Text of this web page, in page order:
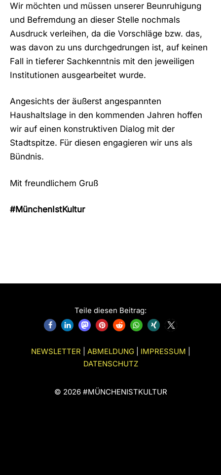
Wir möchten und müssen unserer Beunruhigung
und Befremdung an dieser Stelle nochmals
Ausdruck verleihen, da die Vorschläge bzw. das,
was davon zu uns durchgedrungen ist, auf keinen
Fall in tieferer Sachkenntnis mit den jeweiligen
Institutionen ausgearbeitet wurde.
Angesichts der äußerst angespannten
Haushaltslage in den kommenden Jahren hoffen
wir auf einen konstruktiven Dialog mit der
Stadtspitze. Für diesen engagieren wir uns als
Bündnis.
Mit freundlichem Gruß
#MünchenIstKultur
Teile diesen Beitrag:
NEWSLETTER ABMELDUNG IMPRESSUM
DATENSCHUTZ
© 2026 #MÜNCHENISTKULTUR